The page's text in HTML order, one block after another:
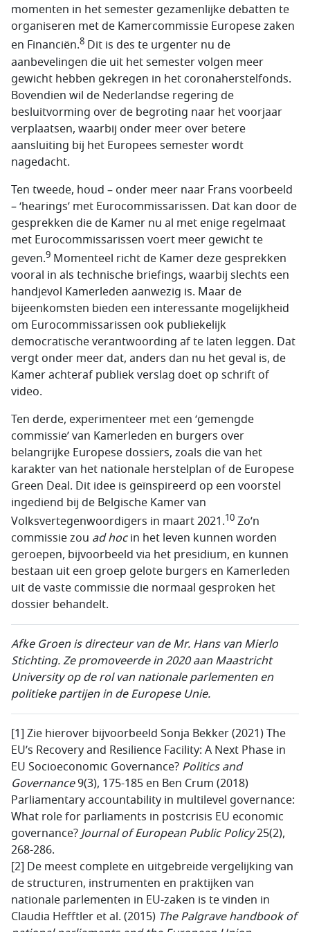
momenten in het semester gezamenlijke debatten te
organiseren met de Kamercommissie Europese zaken
en Financiën.8 Dit is des te urgenter nu de
aanbevelingen die uit het semester volgen meer
gewicht hebben gekregen in het coronaherstelfonds.
Bovendien wil de Nederlandse regering de
besluitvorming over de begroting naar het voorjaar
verplaatsen, waarbij onder meer over betere
aansluiting bij het Europees semester wordt
nagedacht.
Ten tweede, houd – onder meer naar Frans voorbeeld
– ‘hearings’ met Eurocommissarissen. Dat kan door de
gesprekken die de Kamer nu al met enige regelmaat
met Eurocommissarissen voert meer gewicht te
geven.9 Momenteel richt de Kamer deze gesprekken
vooral in als technische briefings, waarbij slechts een
handjevol Kamerleden aanwezig is. Maar de
bijeenkomsten bieden een interessante mogelijkheid
om Eurocommissarissen ook publiekelijk
democratische verantwoording af te laten leggen. Dat
vergt onder meer dat, anders dan nu het geval is, de
Kamer achteraf publiek verslag doet op schrift of
video.
Ten derde, experimenteer met een ‘gemengde
commissie’ van Kamerleden en burgers over
belangrijke Europese dossiers, zoals die van het
karakter van het nationale herstelplan of de Europese
Green Deal. Dit idee is geïnspireerd op een voorstel
ingediend bij de Belgische Kamer van
Volksvertegenwoordigers in maart 2021.10 Zo’n
commissie zou ad hocin het leven kunnen worden
geroepen, bijvoorbeeld via het presidium, en kunnen
bestaan uit een groep gelote burgers en Kamerleden
uit de vaste commissie die normaal gesproken het
dossier behandelt.
Afke Groen is directeur van de Mr. Hans van Mierlo
Stichting. Ze promoveerde in 2020 aan Maastricht
University op de rol van nationale parlementen en
politieke partijen in de Europese Unie.
[1] Zie hierover bijvoorbeeld Sonja Bekker (2021) The
EU’s Recovery and Resilience Facility: A Next Phase in
EU Socioeconomic Governance? Politics and
Governance9(3), 175-185 en Ben Crum (2018)
Parliamentary accountability in multilevel governance:
What role for parliaments in postcrisis EU economic
governance?Journal of European Public Policy25(2),
268-286.
[2] De meest complete en uitgebreide vergelijking van
de structuren, instrumenten en praktijken van
nationale parlementen in EU-zaken is te vinden in
Claudia Hefftler et al. (2015) The Palgrave handbook of